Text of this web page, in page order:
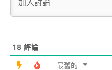
18 評論
最舊的